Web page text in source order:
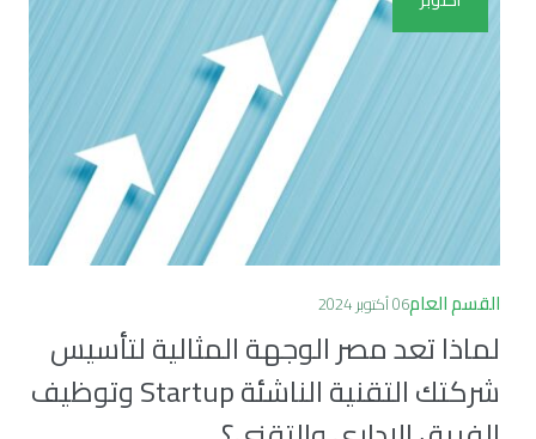
القسم العام06 أكتوبر 2024
لماذا تعد مصر الوجهة المثالية لتأسيس
شركتك التقنية الناشئة Startup وتوظيف